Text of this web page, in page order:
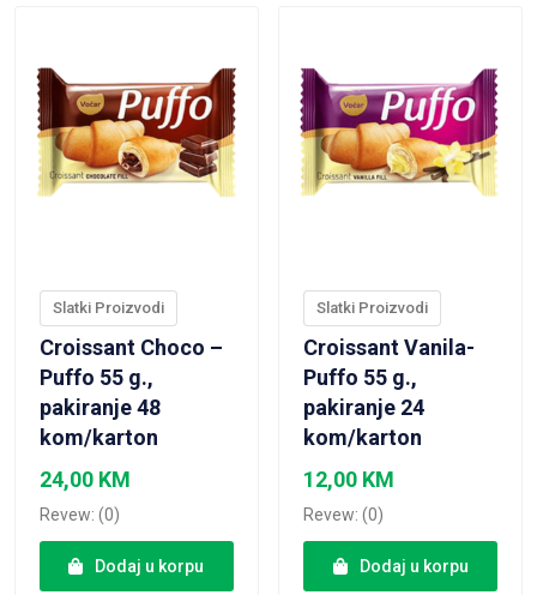
Slatki Proizvodi
Croissant Choco –
Puffo 55 g.,
pakiranje 48
kom/karton
24,00 KM
Revew: (0)
Dodaj u korpu
Slatki Proizvodi
Croissant Vanila-
Puffo 55 g.,
pakiranje 24
kom/karton
12,00 KM
Revew: (0)
Dodaj u korpu